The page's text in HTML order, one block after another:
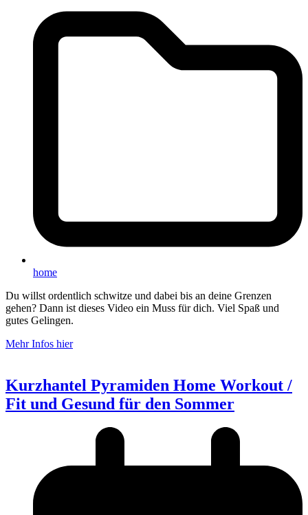
home
Du willst ordentlich schwitze und dabei bis an deine Grenzen
gehen? Dann ist dieses Video ein Muss für dich. Viel Spaß und
gutes Gelingen.
Mehr Infos hier
Kurzhantel Pyramiden Home Workout /
Fit und Gesund für den Sommer